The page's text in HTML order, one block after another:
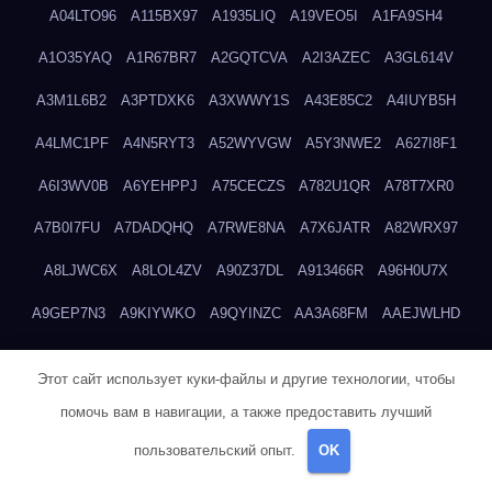
A04LTO96 A115BX97 A1935LIQ A19VEO5I A1FA9SH4
A1O35YAQ A1R67BR7 A2GQTCVA A2I3AZEC A3GL614V
A3M1L6B2 A3PTDXK6 A3XWWY1S A43E85C2 A4IUYB5H
A4LMC1PF A4N5RYT3 A52WYVGW A5Y3NWE2 A627I8F1
A6I3WV0B A6YEHPPJ A75CECZS A782U1QR A78T7XR0
A7B0I7FU A7DADQHQ A7RWE8NA A7X6JATR A82WRX97
A8LJWC6X A8LOL4ZV A90Z37DL A913466R A96H0U7X
A9GEP7N3 A9KIYWKO A9QYINZC AA3A68FM AAEJWLHD
ADMVWTS8 ADOE3V3Y
Этот сайт использует куки-файлы и другие технологии, чтобы
помочь вам в навигации, а также предоставить лучший
пользовательский опыт. OK